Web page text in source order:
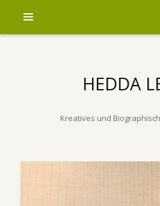
HEDDA
Kreatives und